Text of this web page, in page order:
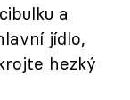
a
jídlo,
hezký